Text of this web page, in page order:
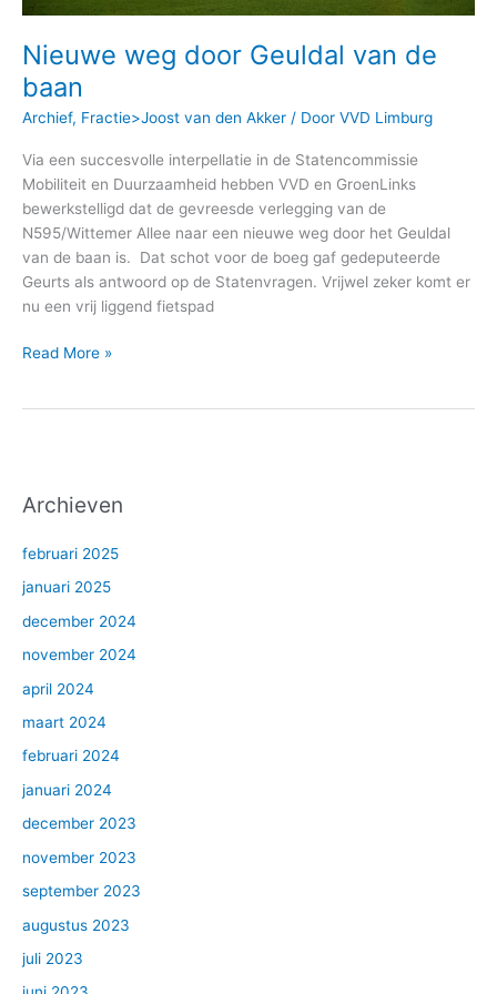
Nieuwe weg door Geuldal van de
baan
Archief, Fractie>Joost van den Akker / Door VVD Limburg
Via een succesvolle interpellatie in de Statencommissie
Mobiliteit en Duurzaamheid hebben VVD en GroenLinks
bewerkstelligd dat de gevreesde verlegging van de
N595/Wittemer Allee naar een nieuwe weg door het Geuldal
van de baan is. Dat schot voor de boeg gaf gedeputeerde
Geurts als antwoord op de Statenvragen. Vrijwel zeker komt er
nu een vrij liggend fietspad
Read More »
Archieven
februari 2025
januari 2025
december 2024
november 2024
april 2024
maart 2024
februari 2024
januari 2024
december 2023
november 2023
september 2023
augustus 2023
juli 2023